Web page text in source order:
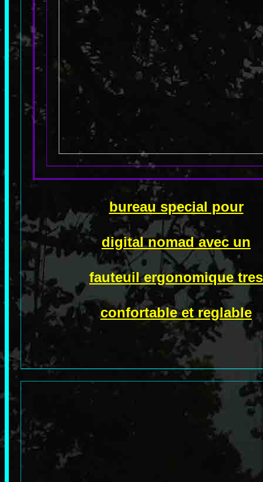
bureau special pour
digital nomad avec un
fauteuil ergonomique tres
confortable et reglable